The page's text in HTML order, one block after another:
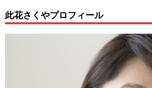
此花さくやプロフィール